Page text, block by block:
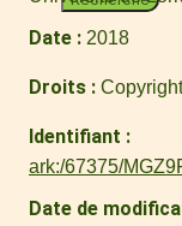
Date 2018
Droits
Identifiant
ark:/67375/
Date de